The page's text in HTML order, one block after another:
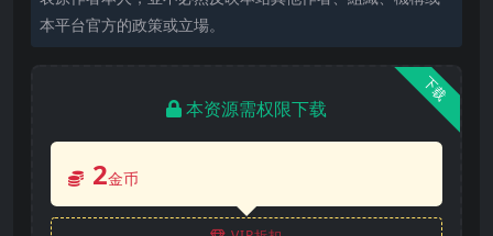
本平台官方的政策或立場。
下载
本资源需权限下载
2金币